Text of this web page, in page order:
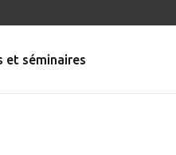
et séminaires